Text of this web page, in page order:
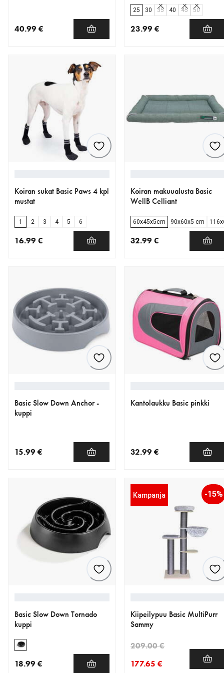
40.99 €
25 30 35 40 45 50
23.99 €
Koiran sukat Basic Paws 4 kpl
mustat
1 2 3 4 5 6
16.99 €
Koiran makuualusta Basic
WellB Celliant
60x45x5cm 90x60x5 cm
32.99 €
Basic Slow Down Anchor -
kuppi
15.99 €
Kantolaukku Basic pinkki
32.99 €
Basic Slow Down Tornado
kuppi
18.99 €
Kampanja -15%
Kiipeilypuu Basic MultiPurr
Sammy
177.65 €
209.00 €